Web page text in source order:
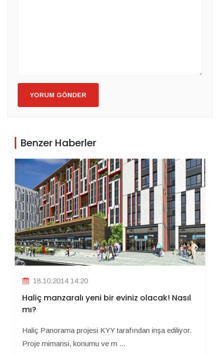
YORUM GÖNDER
Benzer Haberler
18.10.2014 14:20
Haliç manzaralı yeni bir eviniz olacak! Nasıl
mı?
Haliç Panorama projesi KYY tarafından inşa ediliyor.
Proje mimarisi, konumu ve m ...